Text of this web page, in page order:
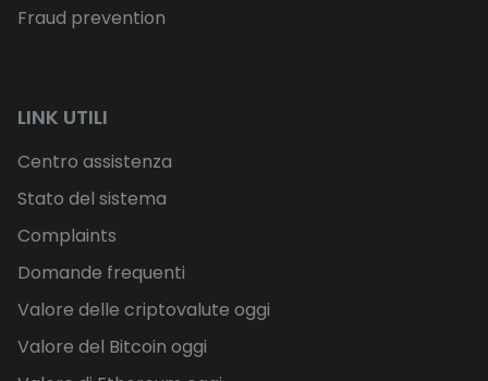
Fraud prevention
LINK UTILI
Centro assistenza
Stato del sistema
Complaints
Domande frequenti
Valore delle criptovalute oggi
Valore del Bitcoin oggi